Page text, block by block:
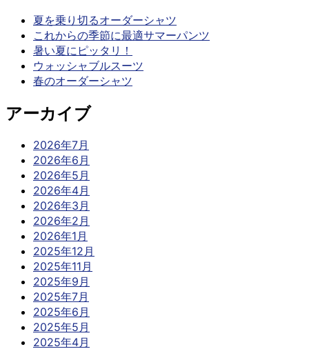
夏を乗り切るオーダーシャツ
これからの季節に最適サマーパンツ
暑い夏にピッタリ！
ウォッシャブルスーツ
春のオーダーシャツ
アーカイブ
2026年7月
2026年6月
2026年5月
2026年4月
2026年3月
2026年2月
2026年1月
2025年12月
2025年11月
2025年9月
2025年7月
2025年6月
2025年5月
2025年4月